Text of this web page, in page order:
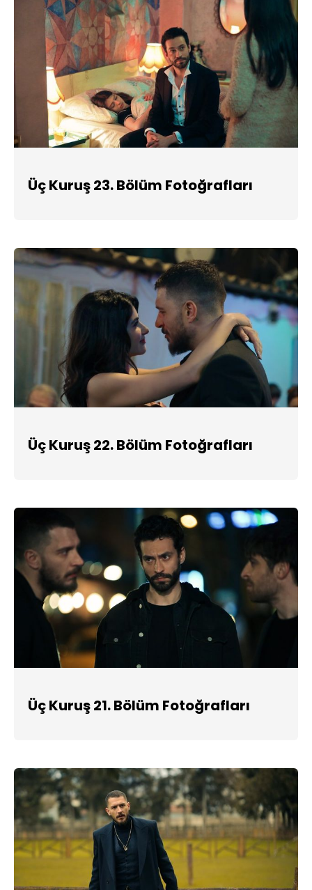
Üç Kuruş 23. Bölüm Fotoğrafları
Üç Kuruş 22. Bölüm Fotoğrafları
Üç Kuruş 21. Bölüm Fotoğrafları